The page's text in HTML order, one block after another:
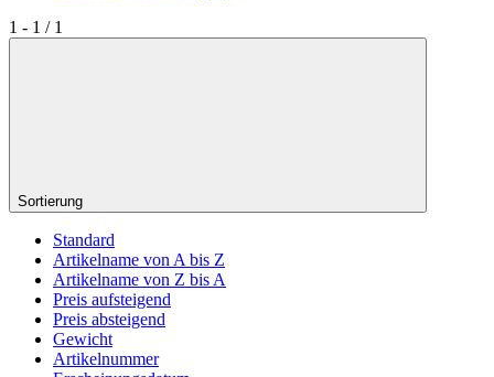
1 - 1 / 1
Sortierung
Standard
Artikelname von A bis Z
Artikelname von Z bis A
Preis aufsteigend
Preis absteigend
Gewicht
Artikelnummer